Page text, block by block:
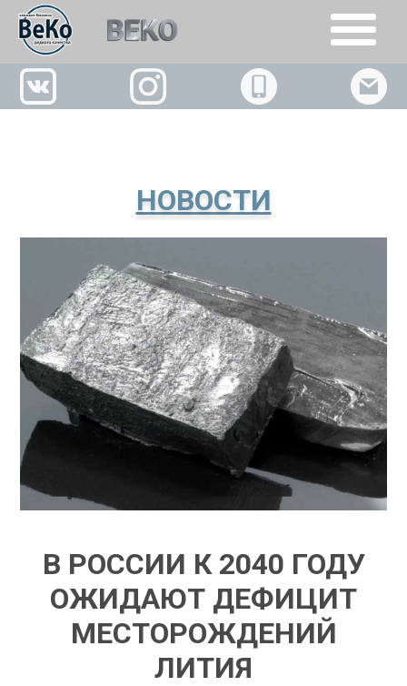
+7(926)509-02-63
НОВОСТИ
В РОССИИ К 2040 ГОДУ
ОЖИДАЮТ ДЕФИЦИТ
МЕСТОРОЖДЕНИЙ
ЛИТИЯ